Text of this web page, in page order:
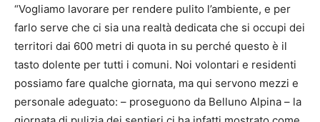
“Vogliamo lavorare per rendere pulito l’ambiente, e per
farlo serve che ci sia una realtà dedicata che si occupi dei
territori dai 600 metri di quota in su perché questo è il
tasto dolente per tutti i comuni. Noi volontari e residenti
possiamo fare qualche giornata, ma qui servono mezzi e
personale adeguato: – proseguono da Belluno Alpina – la